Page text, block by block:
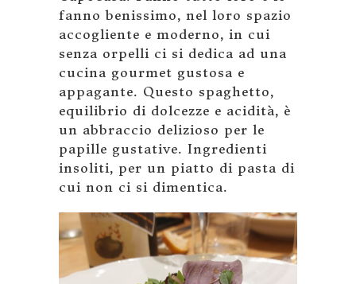
fanno benissimo, nel loro spazio
accogliente e moderno, in cui
senza orpelli ci si dedica ad una
cucina gourmet gustosa e
appagante. Questo spaghetto,
equilibrio di dolcezze e acidità, è
un abbraccio delizioso per le
papille gustative. Ingredienti
insoliti, per un piatto di pasta di
cui non ci si dimentica.